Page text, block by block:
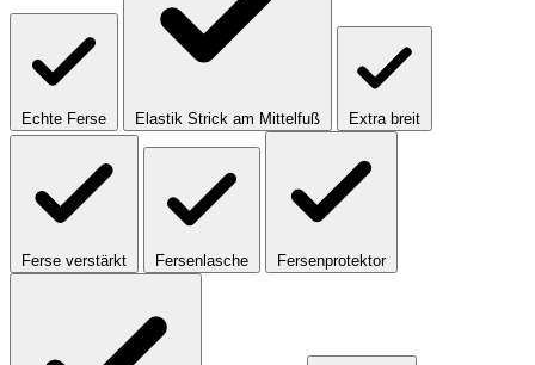
Echte Ferse Elastik Strick am Mittelfuß Extra breit
Ferse verstärkt Fersenlasche Fersenprotektor